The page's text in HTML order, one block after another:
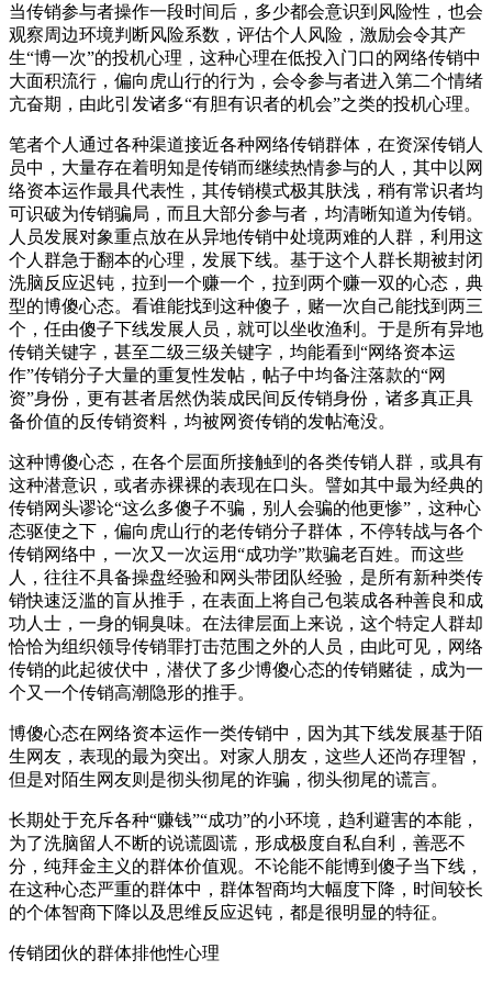
当传销参与者操作一段时间后，多少都会意识到风险性，也会
观察周边环境判断风险系数，评估个人风险，激励会令其产
生“博一次”的投机心理，这种心理在低投入门口的网络传销中
大面积流行，偏向虎山行的行为，会令参与者进入第二个情绪
亢奋期，由此引发诸多“有胆有识者的机会”之类的投机心理。
笔者个人通过各种渠道接近各种网络传销群体，在资深传销人
员中，大量存在着明知是传销而继续热情参与的人，其中以网
络资本运作最具代表性，其传销模式极其肤浅，稍有常识者均
可识破为传销骗局，而且大部分参与者，均清晰知道为传销。
人员发展对象重点放在从异地传销中处境两难的人群，利用这
个人群急于翻本的心理，发展下线。基于这个人群长期被封闭
洗脑反应迟钝，拉到一个赚一个，拉到两个赚一双的心态，典
型的博傻心态。看谁能找到这种傻子，赌一次自己能找到两三
个，任由傻子下线发展人员，就可以坐收渔利。于是所有异地
传销关键字，甚至二级三级关键字，均能看到“网络资本运
作”传销分子大量的重复性发帖，帖子中均备注落款的“网
资”身份，更有甚者居然伪装成民间反传销身份，诸多真正具
备价值的反传销资料，均被网资传销的发帖淹没。
这种博傻心态，在各个层面所接触到的各类传销人群，或具有
这种潜意识，或者赤裸裸的表现在口头。譬如其中最为经典的
传销网头谬论“这么多傻子不骗，别人会骗的他更惨”，这种心
态驱使之下，偏向虎山行的老传销分子群体，不停转战与各个
传销网络中，一次又一次运用“成功学”欺骗老百姓。而这些
人，往往不具备操盘经验和网头带团队经验，是所有新种类传
销快速泛滥的盲从推手，在表面上将自己包装成各种善良和成
功人士，一身的铜臭味。在法律层面上来说，这个特定人群却
恰恰为组织领导传销罪打击范围之外的人员，由此可见，网络
传销的此起彼伏中，潜伏了多少博傻心态的传销赌徒，成为一
个又一个传销高潮隐形的推手。
博傻心态在网络资本运作一类传销中，因为其下线发展基于陌
生网友，表现的最为突出。对家人朋友，这些人还尚存理智，
但是对陌生网友则是彻头彻尾的诈骗，彻头彻尾的谎言。
长期处于充斥各种“赚钱”“成功”的小环境，趋利避害的本能，
为了洗脑留人不断的说谎圆谎，形成极度自私自利，善恶不
分，纯拜金主义的群体价值观。不论能不能博到傻子当下线，
在这种心态严重的群体中，群体智商均大幅度下降，时间较长
的个体智商下降以及思维反应迟钝，都是很明显的特征。
传销团伙的群体排他性心理